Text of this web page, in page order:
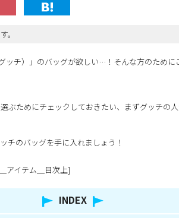
。
ッチ）」のバッグが欲しい…！そんな方のため
ぶためにチェックしておきたい、まずグッチの
チのバッグを手に入れましょう！
アイテム＿目次上]
INDEX